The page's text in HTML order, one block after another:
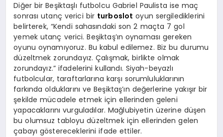
Diğer bir Beşiktaşlı futbolcu Gabriel Paulista ise maç
sonrası utanç verici bir turboslot oyun sergilediklerini
belirterek, “Kendi sahasındaki son 2 maçta 7 gol
yemek utanç verici. Beşiktaş’ın oynaması gereken
oyunu oynamıyoruz. Bu kabul edilemez. Biz bu durumu
düzeltmek zorundayız. Çalışmak, birlikte olmak
zorundayız.” ifadelerini kullandı. Siyah-beyazlı
futbolcular, taraftarlarına karşı sorumluluklarının
farkında olduklarını ve Beşiktaş’ın değerlerine yakışır bir
şekilde mücadele etmek için ellerinden geleni
yapacaklarını vurguladılar. Mağlubiyetin üzerine düşen
bu olumsuz tabloyu düzeltmek için ellerinden gelen
çabayı göstereceklerini ifade ettiler.